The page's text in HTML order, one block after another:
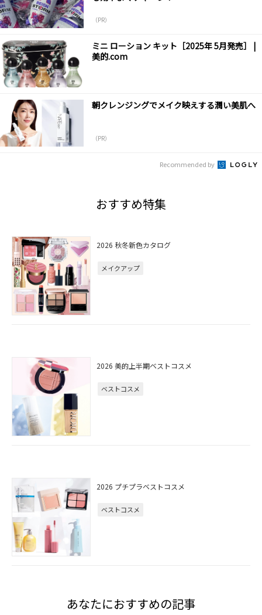
（PR）
ミニ ローション キット［2025年 5月発売］ |
美的.com
朝クレンジングでメイク映えする潤い美肌へ
（PR）
Recommended by
おすすめ特集
2026 秋冬新色カタログ
メイクアップ
2026 美的上半期ベストコスメ
ベストコスメ
2026 プチプラベストコスメ
ベストコスメ
あなたにおすすめの記事